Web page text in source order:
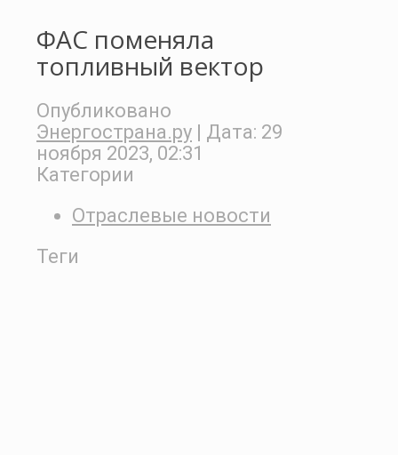
ФАС поменяла
топливный вектор
Опубликовано
Энергострана.ру | Дата: 29
ноября 2023, 02:31
Категории
Отраслевые новости
Теги